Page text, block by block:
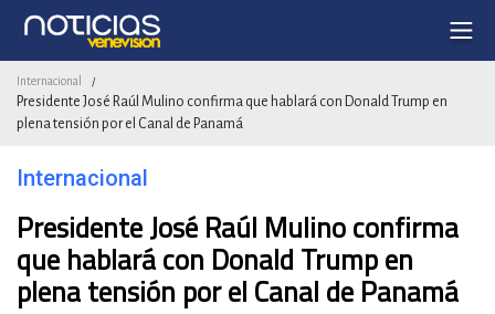
Internacional /
Presidente José Raúl Mulino confirma que hablará con Donald Trump en
plena tensión por el Canal de Panamá
Internacional
Presidente José Raúl Mulino confirma
que hablará con Donald Trump en
plena tensión por el Canal de Panamá